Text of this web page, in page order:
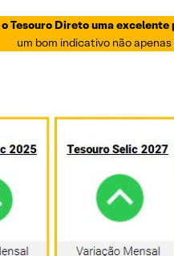
o Tesouro Direto uma
um bom indicativo não